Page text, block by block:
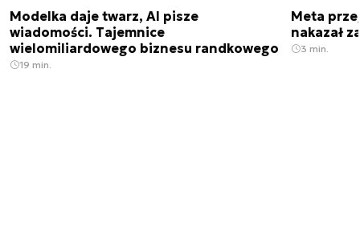
Modelka daje twarz, AI pisze
wiadomości. Tajemnice
wielomiliardowego biznesu randkowego
19 min.
Meta
nakazał
3 min.